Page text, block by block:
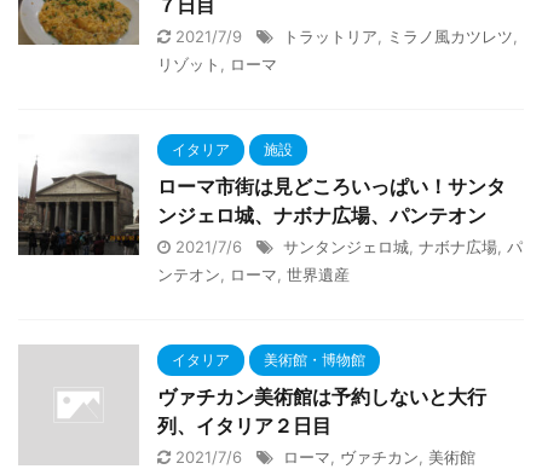
７日目
2021/7/9 トラットリア ミラノ風カツレツ
リゾット
ローマ
イタリア 施設
ローマ市街は見どころいっぱい！サンタ
ンジェロ城、ナボナ広場、パンテオン
2021/7/6 サンタンジェロ城 ナボナ広場 パ
ンテオン
ローマ 世界遺産
イタリア 美術館・博物館
ヴァチカン美術館は予約しないと大行
列、イタリア２日目
2021/7/6 ローマ ヴァチカン 美術館